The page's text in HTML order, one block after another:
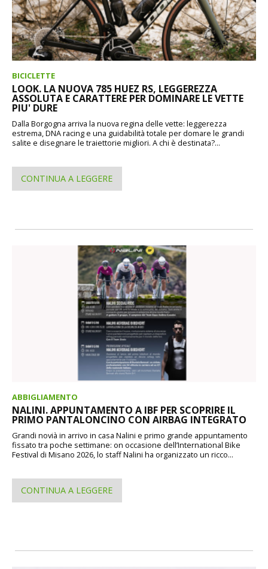
BICICLETTE
LOOK. LA NUOVA 785 HUEZ RS, LEGGEREZZA
ASSOLUTA E CARATTERE PER DOMINARE LE VETTE
PIU' DURE
Dalla Borgogna arriva la nuova regina delle vette: leggerezza
estrema, DNA racing e una guidabilità totale per domare le grandi
salite e disegnare le traiettorie migliori. A chi è destinata?...
CONTINUA A LEGGERE
ABBIGLIAMENTO
NALINI. APPUNTAMENTO A IBF PER SCOPRIRE IL
PRIMO PANTALONCINO CON AIRBAG INTEGRATO
Grandi novià in arrivo in casa Nalini e primo grande appuntamento
fissato tra poche settimane: on occasione dell’International Bike
Festival di Misano 2026, lo staff Nalini ha organizzato un ricco...
CONTINUA A LEGGERE